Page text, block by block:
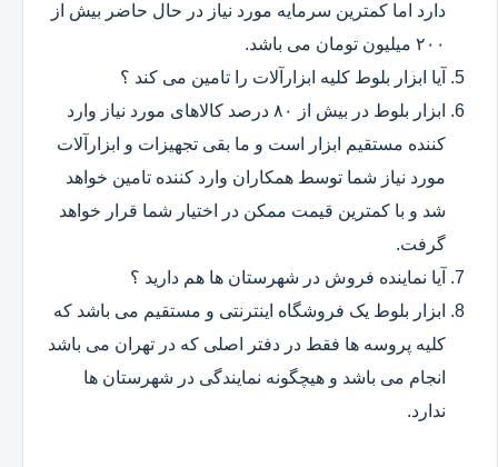
دارد اما کمترین سرمایه مورد نیاز در حال حاضر بیش از
۲۰۰ میلیون تومان می باشد.
آیا ابزار بلوط کلیه ابزارآلات را تامین می کند ؟
ابزار بلوط در بیش از ۸۰ درصد کالاهای مورد نیاز وارد
کننده مستقیم ابزار است و ما بقی تجهیزات و ابزارآلات
مورد نیاز شما توسط همکاران وارد کننده تامین خواهد
شد و با کمترین قیمت ممکن در اختیار شما قرار خواهد
گرفت.
آیا نماینده فروش در شهرستان ها هم دارید ؟
ابزار بلوط یک فروشگاه اینترنتی و مستقیم می باشد که
کلیه پروسه ها فقط در دفتر اصلی که در تهران می باشد
انجام می باشد و هیچگونه نمایندگی در شهرستان ها
ندارد.